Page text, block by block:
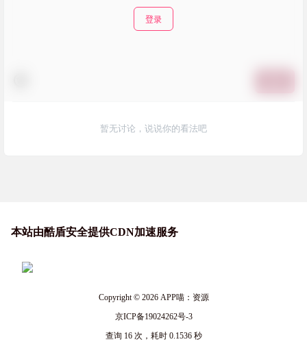
登录
暂无讨论，说说你的看法吧
本站由酷盾安全提供CDN加速服务
Copyright © 2026APP喵：资源
京ICP备19024262号-3
查询 16 次，耗时 0.1536 秒